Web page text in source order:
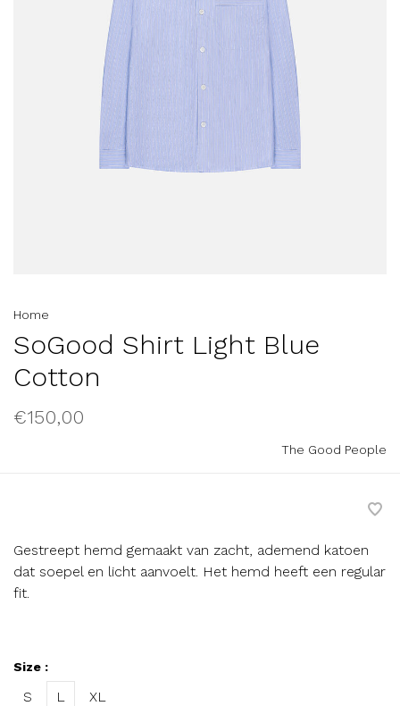
Home
SoGood Shirt Light Blue
Cotton
€150,00
The Good People
Gestreept hemd gemaakt van zacht, ademend katoen
dat soepel en licht aanvoelt. Het hemd heeft een regular
fit.
Size :
S L XL